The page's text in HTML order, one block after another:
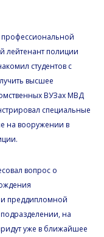
профессиональной
лейтенант полиции
студентов с
высшее
ВУЗах МВД
специальные
на вооружении в
вопрос о
преддипломной
на
уже в ближайшее